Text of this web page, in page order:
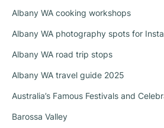
Albany WA cooking workshops
Albany WA photography spots for
Albany WA road trip stops
Albany WA travel guide 2025
Australia’s Famous Festivals and
Barossa Valley